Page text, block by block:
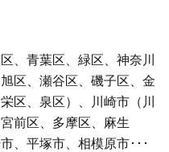
、青葉区、緑区、神奈川
区、瀬谷区、磯子区、金
区、泉区）、川崎市（川
前区、多摩区、麻生
、平塚市、相模原市･･･